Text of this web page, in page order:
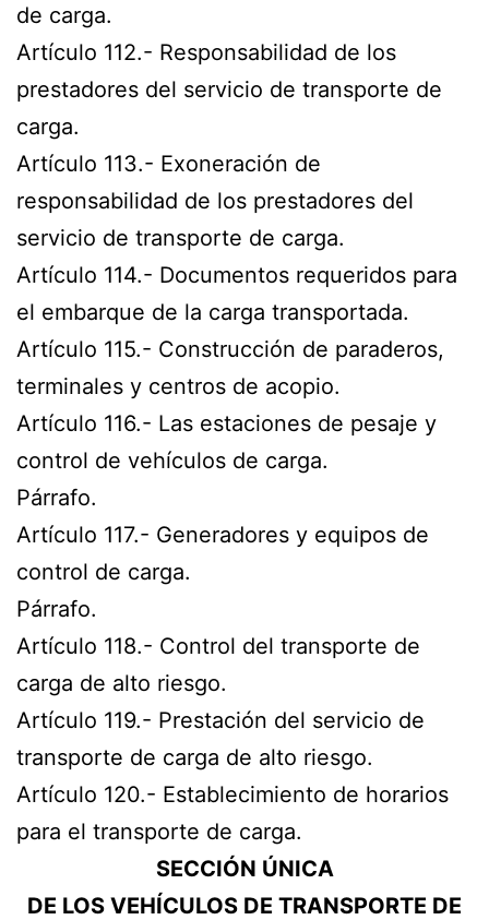
de carga.
Artículo 112.- Responsabilidad de los
prestadores del servicio de transporte de
carga.
Artículo 113.- Exoneración de
responsabilidad de los prestadores del
servicio de transporte de carga.
Artículo 114.- Documentos requeridos para
el embarque de la carga transportada.
Artículo 115.- Construcción de paraderos,
terminales y centros de acopio.
Artículo 116.- Las estaciones de pesaje y
control de vehículos de carga.
Párrafo.
Artículo 117.- Generadores y equipos de
control de carga.
Párrafo.
Artículo 118.- Control del transporte de
carga de alto riesgo.
Artículo 119.- Prestación del servicio de
transporte de carga de alto riesgo.
Artículo 120.- Establecimiento de horarios
para el transporte de carga.
SECCIÓN ÚNICA
DE LOS VEHÍCULOS DE TRANSPORTE DE